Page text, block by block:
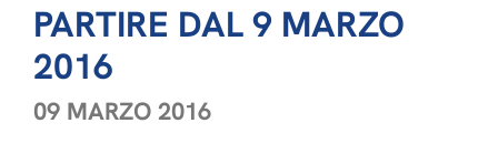
PARTIRE DAL 9 MARZO
2016
09 MARZO 2016